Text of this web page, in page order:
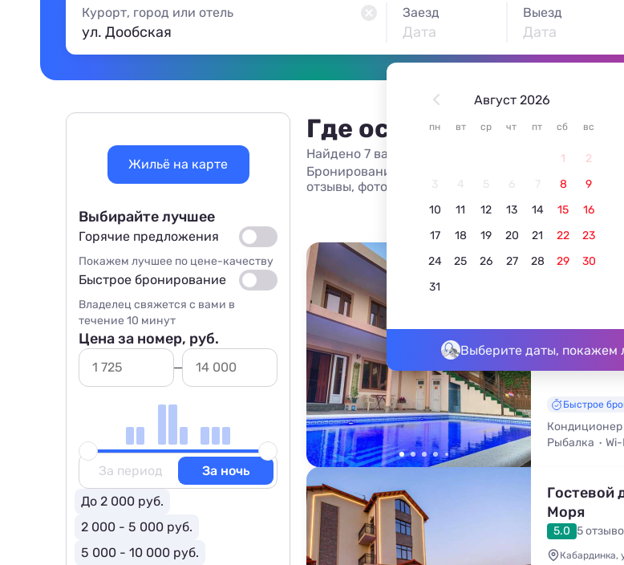
Курорт, город или отель Заезд
Дата
Выезд
Дата
Август 2026
пн вт ср чт пт сб вс
1
2
3
4 5 6 7 8
9
10
11 12 13 14 15
16
17
18 19 20 21 22
23
24
25 26 27 28 29
30
31
Выберите даты, покажем
Где остановиться на
Найдено 7 вариантов жилья из 7
Бронирование жилья в Кабардинке на ул.
отзывы, фото, отдых без посредников.
Aleksa
До моря - 1,2
Быстрое
Кондиционер
Рыбалка
Гостевой
Моря
5.0 5
Кабардинка,
Жильё на карте
Выбирайте лучшее
Горячие предложения
Покажем лучшее по цене-качеству
Быстрое бронирование
Владелец свяжется с вами в
течение 10 минут
Цена за номер, руб.
За период
За ночь
До 2 000 руб.
2 000 - 5 000 руб.
5 000 - 10 000 руб.